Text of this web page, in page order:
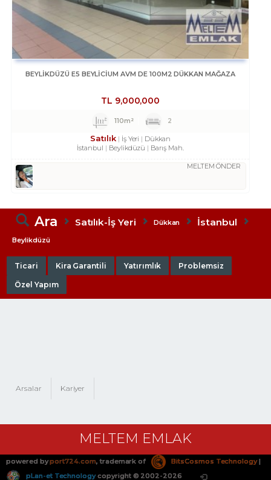
BEYLİKDÜZÜ E5 BEYLİCİUM AVM DE 100M2 DÜKKAN MAĞAZA
TL 9,000,000
110m² 2
Satılık İş Yeri
Dükkan
İstanbul
Beylikdüzü Barış Mah.
MELTEM ÖNDER
Ara Satılık-İş Yeri Dükkan İstanbul
Beylikdüzü
Ticari Kira Garantili Yatırımlık Problemsiz
Özel Yapım
Arsalar Kariyer
MELTEM EMLAK
powered byport724.com, trademark of BitsCosmos Technology|
pLan-et Technologycopyright © 2002-2026